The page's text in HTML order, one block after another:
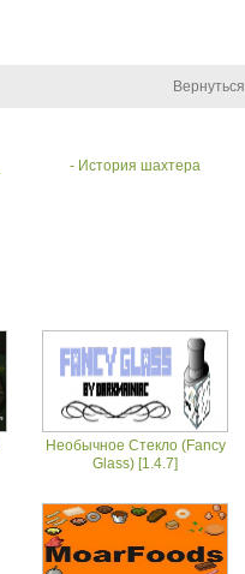
Вернуться
- История шахтера
Необычное Стекло (Fancy
Glass) [1.4.7]